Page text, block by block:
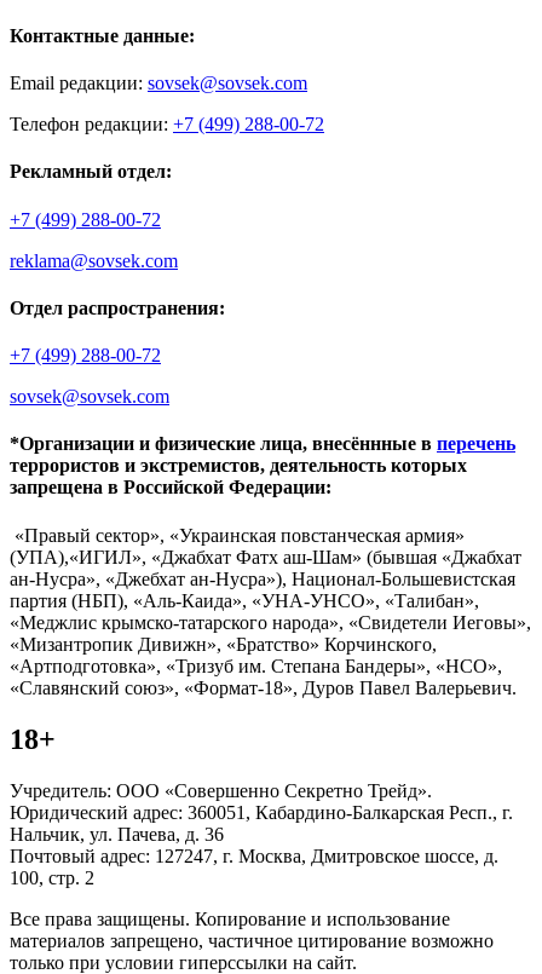
Контактные данные:
Email редакции: sovsek@sovsek.com
Телефон редакции: +7 (499) 288-00-72
Рекламный отдел:
+7 (499) 288-00-72
reklama@sovsek.com
Отдел распространения:
+7 (499) 288-00-72
sovsek@sovsek.com
*Организации и физические лица, внесённные в перечень
террористов и экстремистов, деятельность которых
запрещена в Российской Федерации:
«Правый сектор», «Украинская повстанческая армия»
(УПА),«ИГИЛ», «Джабхат Фатх аш-Шам» (бывшая «Джабхат
ан-Нусра», «Джебхат ан-Нусра»), Национал-Большевистская
партия (НБП), «Аль-Каида», «УНА-УНСО», «Талибан»,
«Меджлис крымско-татарского народа», «Свидетели Иеговы»,
«Мизантропик Дивижн», «Братство» Корчинского,
«Артподготовка», «Тризуб им. Степана Бандеры», «НСО»,
«Славянский союз», «Формат-18», Дуров Павел Валерьевич.
18+
Учредитель: ООО «Совершенно Секретно Трейд».
Юридический адрес: 360051, Кабардино-Балкарская Респ., г.
Нальчик, ул. Пачева, д. 36
Почтовый адрес: 127247, г. Москва, Дмитровское шоссе, д.
100, стр. 2
Все права защищены. Копирование и использование
материалов запрещено, частичное цитирование возможно
только при условии гиперссылки на сайт.